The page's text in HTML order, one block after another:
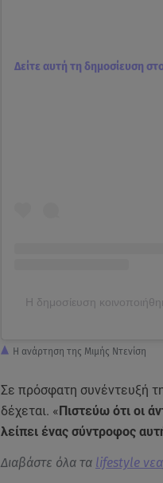
Δείτε αυτή τη δημοσίευση
Η δημοσίευση
Η ανάρτηση της Μιμής Ντενίση
Σε πρόσφατη συνέντευξή
δέχεται. «Πιστεύω ότι οι
λείπει ένας σύντροφος
Διαβάστε όλα τα lifestyle νεα